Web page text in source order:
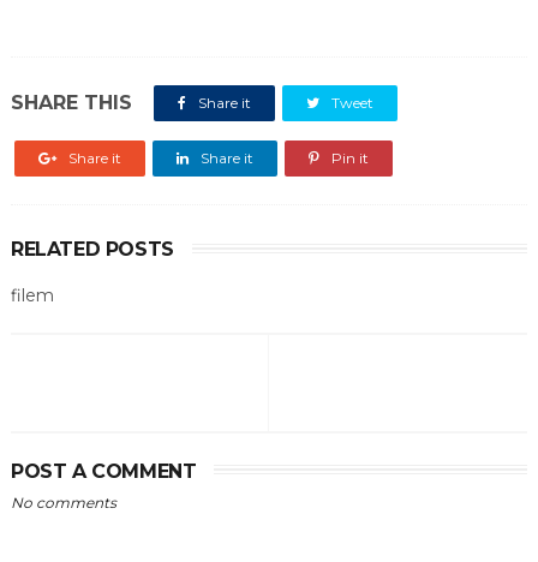
SHARE THIS Share it Tweet
Share it Share it Pin it
RELATED POSTS
filem
POST A COMMENT
No comments